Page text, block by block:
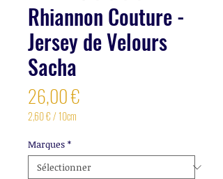
Rhiannon Couture -
Jersey de Velours
Sacha
26,00 €
2,60 €/10cm
pour
10
Centimètres
Marques *